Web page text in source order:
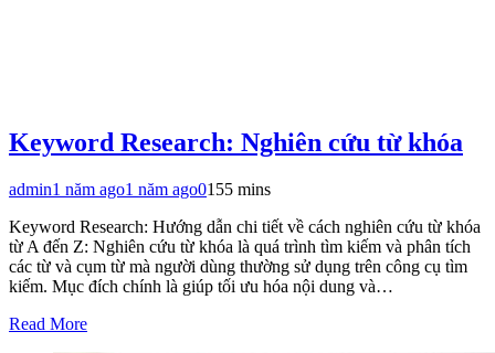
Keyword Research: Nghiên cứu từ khóa
admin1 năm ago1 năm ago0155 mins
Keyword Research: Hướng dẫn chi tiết về cách nghiên cứu từ khóa
từ A đến Z: Nghiên cứu từ khóa là quá trình tìm kiếm và phân tích
các từ và cụm từ mà người dùng thường sử dụng trên công cụ tìm
kiếm. Mục đích chính là giúp tối ưu hóa nội dung và…
Read More